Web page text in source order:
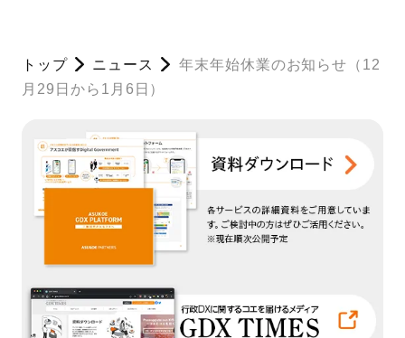
トップ ニュース
年末年始休業のお知らせ（12
月29日から1月6日）